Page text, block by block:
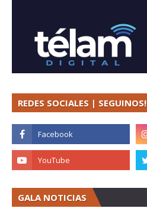
REDES SOCIALES | SEGUINOS!
GALA NOTICIAS